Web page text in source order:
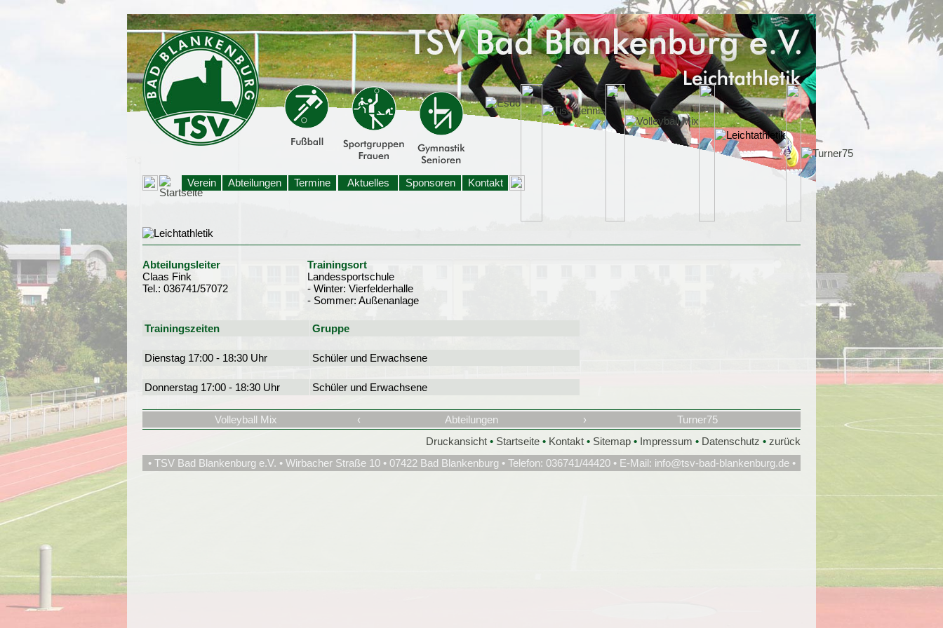
Verein Abteilungen Termine Aktuelles Sponsoren Kontakt
Abteilungsleiter
Claas Fink
Tel.: 036741/57072
Trainingsort
Landessportschule
- Winter: Vierfelderhalle
- Sommer: Außenanlage
Trainingszeiten Gruppe
Dienstag 17:00 - 18:30 Uhr Schüler und Erwachsene
Donnerstag 17:00 - 18:30 Uhr Schüler und Erwachsene
Volleyball Mix ‹ Abteilungen ›
Turner75
Druckansicht • Startseite • Kontakt • Sitemap • Impressum • Datenschutz • zurück
• TSV Bad Blankenburg e.V. • Wirbacher Straße 10 • 07422 Bad Blankenburg • Telefon: 036741/44420 • E-Mail: info@tsv-bad-blankenburg.de•